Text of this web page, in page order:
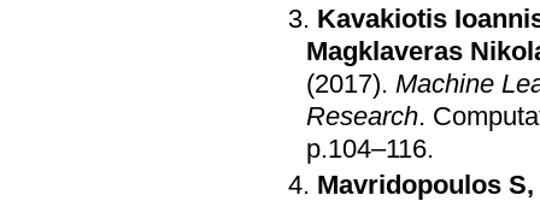
Kavakiotis
Magklaveras
(2017). Machine
Research.
p.104–116.
Mavridopoulos S,